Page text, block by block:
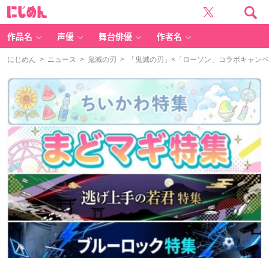
作品名 声優 舞台俳優 作者名
にじめん > ニュース > 鬼滅の刃 > 「鬼滅の刃」×「ローソン」コラボキャン